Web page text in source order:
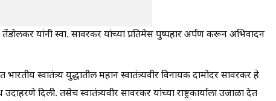
तेंडोलकर यांनी स्वा. सावरकर यांच्या प्रतिमेस पुष्पहार अर्पण करून अभिवादन
भारतीय स्वातंत्र्य युद्धातील महान स्वातंत्र्यवीर विनायक दामोदर सावरकर हे
दिली. तसेच स्वातंत्र्यवीर सावरकर यांच्या राष्ट्रकार्याला उजाळा देत